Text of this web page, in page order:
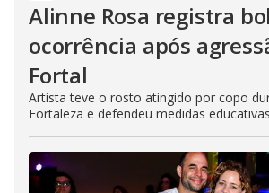
Alinne Rosa registra
ocorrência após
Fortal
Artista teve o rosto atingido por copo
Fortaleza e defendeu medidas educativas